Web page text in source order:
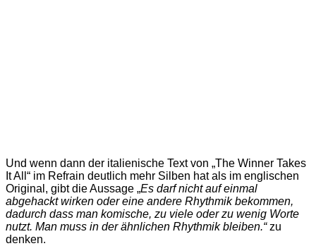
Und wenn dann der italienische Text von „The Winner Takes
It All“ im Refrain deutlich mehr Silben hat als im englischen
Original, gibt die Aussage „Es darf nicht auf einmal
abgehackt wirken oder eine andere Rhythmik bekommen,
dadurch dass man komische, zu viele oder zu wenig Worte
nutzt. Man muss in der ähnlichen Rhythmik bleiben.“zu
denken.